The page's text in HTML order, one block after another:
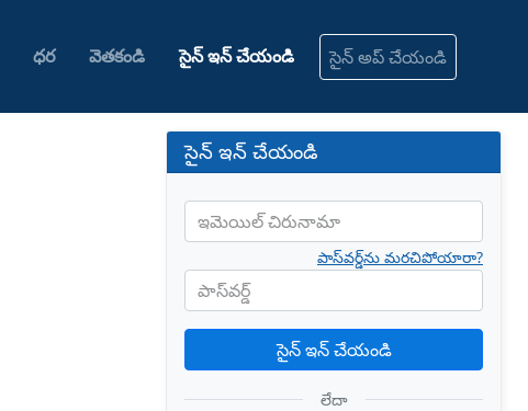
ధర వెతకండి సైన్ ఇన్ చేయండి సైన్ అప్ చేయండి
సైన్ ఇన్ చేయండి
ఇమెయిల్ చిరునామా
పాస్‌వర్డ్
పాస్‌వర్డ్‌ను మరచిపోయారా?
సైన్ ఇన్ చేయండి
లేదా